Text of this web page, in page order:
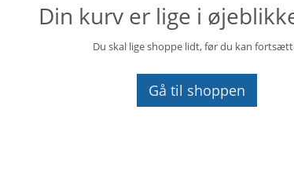
Din kurv er lige i
Du skal lige shoppe lidt, før du kan
Gå til shoppen